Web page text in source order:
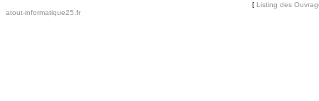
[ Listing des
atout-informatique25.fr